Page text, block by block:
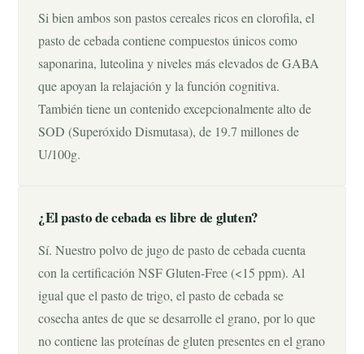
Si bien ambos son pastos cereales ricos en clorofila, el
pasto de cebada contiene compuestos únicos como
saponarina, luteolina y niveles más elevados de GABA
que apoyan la relajación y la función cognitiva.
También tiene un contenido excepcionalmente alto de
SOD (Superóxido Dismutasa), de 19.7 millones de
U/100g.
¿El pasto de cebada es libre de gluten?
Sí. Nuestro polvo de jugo de pasto de cebada cuenta
con la certificación NSF Gluten-Free (<15 ppm). Al
igual que el pasto de trigo, el pasto de cebada se
cosecha antes de que se desarrolle el grano, por lo que
no contiene las proteínas de gluten presentes en el grano